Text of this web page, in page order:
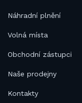
Náhradní plnění
Volná místa
Obchodní zástupci
Naše prodejny
Kontakty